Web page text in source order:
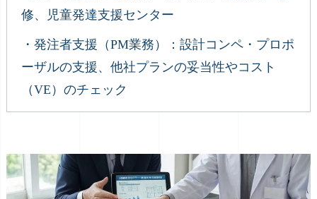
修、児童発達支援センター
・発注者支援（PM業務）：設計コンペ・プロポ
ーザルの支援、他社プランの妥当性やコスト
（VE）のチェック